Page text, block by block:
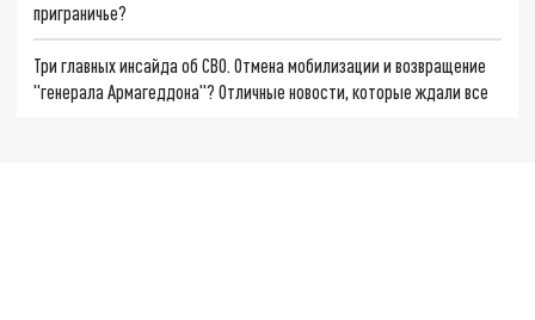
приграничье?
Три главных инсайда об СВО. Отмена мобилизации и возвращение
"генерала Армагеддона"? Отличные новости, которые ждали все